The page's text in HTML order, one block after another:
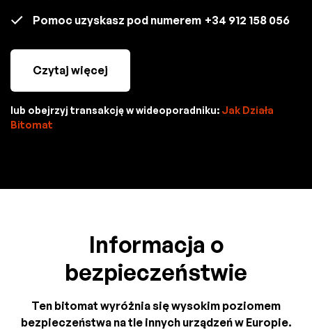
Pomoc uzyskasz pod numerem +34 912 158 056
Czytaj więcej
lub obejrzyj transakcję w wideoporadniku: Jak Działa
Bitomat
Informacja o
bezpieczeństwie
Ten bitomat wyróżnia się wysokim poziomem
bezpieczeństwa na tle innych urządzeń w Europie.